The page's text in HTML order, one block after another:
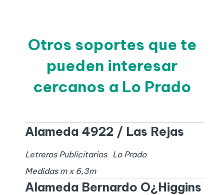
Otros soportes que te
pueden interesar
cercanos a Lo Prado
Alameda 4922 / Las Rejas
Letreros Publicitarios
Lo Prado
Medidas m x 6,3m
Alameda Bernardo O¿Higgins